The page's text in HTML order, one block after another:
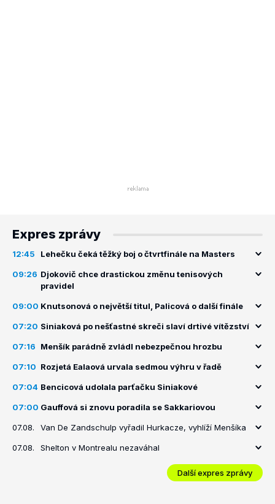
Expres zprávy
12:45 Lehečku čeká těžký boj o čtvrtfinále na Masters
09:26 Djokovič chce drastickou změnu tenisových
pravidel
09:00 Knutsonová o největší titul, Palicová o další finále
07:20 Siniaková po nešťastné skreči slaví drtivé vítězství
07:16 Menšík parádně zvládl nebezpečnou hrozbu
07:10 Rozjetá Ealaová urvala sedmou výhru v řadě
07:04 Bencicová udolala parťačku Siniakové
07:00 Gauffová si znovu poradila se Sakkariovou
07.08. Van De Zandschulp vyřadil Hurkacze, vyhlíží Menšíka
07.08. Shelton v Montrealu nezaváhal
Další expres zprávy